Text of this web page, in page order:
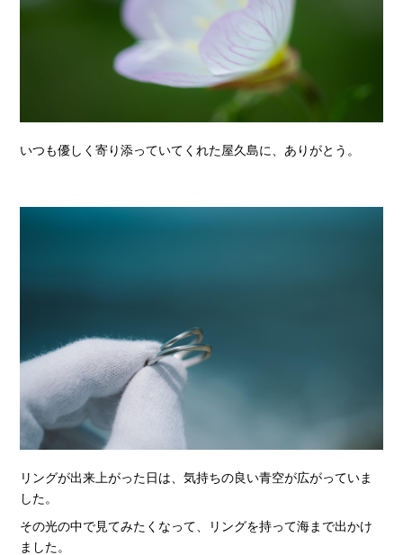
いつも優しく寄り添っていてくれた屋久島に、ありがとう。
リングが出来上がった日は、気持ちの良い青空が広がっていま
した。
その光の中で見てみたくなって、リングを持って海まで出かけ
ました。